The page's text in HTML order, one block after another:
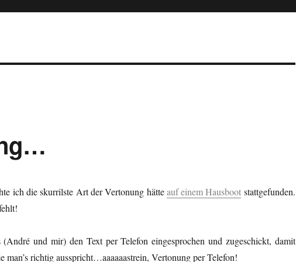
ich die skurrilste Art der Vertonung hätteauf einem Hausboot stattgefunden.
(André und mir) den Text per Telefon eingesprochen und zugeschickt, damit
man’s richtig ausspricht…aaaaaastrein, Vertonung per Telefon!